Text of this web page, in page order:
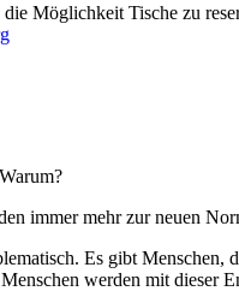
Möglichkeit Tische zu
immer mehr zur neuen
Es gibt Menschen,
werden mit dieser